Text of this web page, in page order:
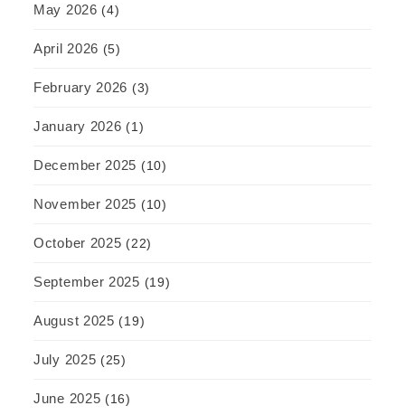
May 2026 (4)
April 2026 (5)
February 2026 (3)
January 2026 (1)
December 2025 (10)
November 2025 (10)
October 2025 (22)
September 2025 (19)
August 2025 (19)
July 2025 (25)
June 2025 (16)